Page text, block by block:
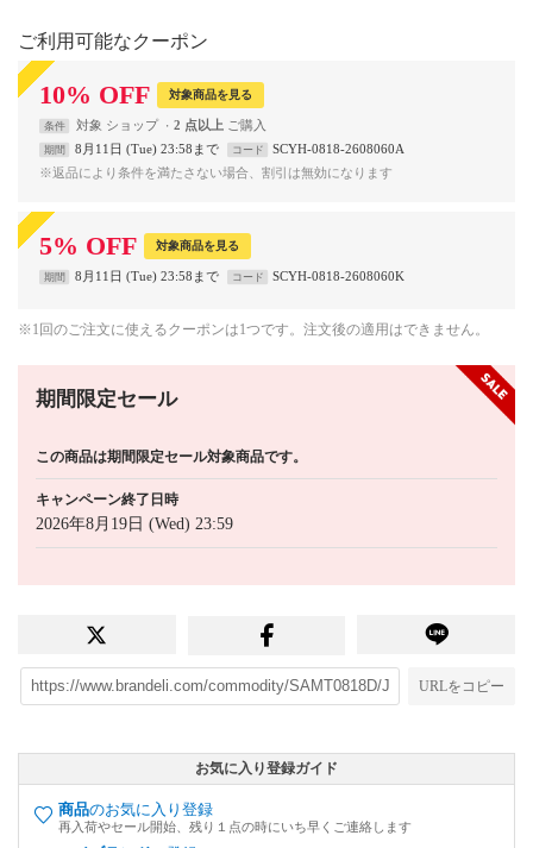
ご利用可能なクーポン
10% OFF 対象商品を見る
条件 対象 ショップ 2 点以上
期間 8月11日 (Tue) 23:58まで コード
SCYH-0818-2608060A
※返品により条件を満たさない場合、割引は無効になります
5% OFF 対象商品を見る
期間 8月11日 (Tue) 23:58まで コード SCYH-0818-2608060K
※1回のご注文に使えるクーポンは1つです。注文後の適用はできません。
期間限定セール
この商品は期間限定セール対象商品です。
キャンペーン終了日時
2026年8月19日 (Wed) 23:59
URLをコピー
お気に入り登録ガイド
商品のお気に入り登録
再入荷やセール開始、残り１点の時にいち早くご連絡します